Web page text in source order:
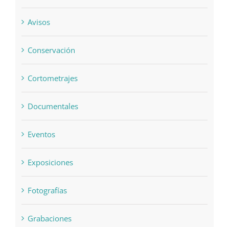
Avisos
Conservación
Cortometrajes
Documentales
Eventos
Exposiciones
Fotografías
Grabaciones